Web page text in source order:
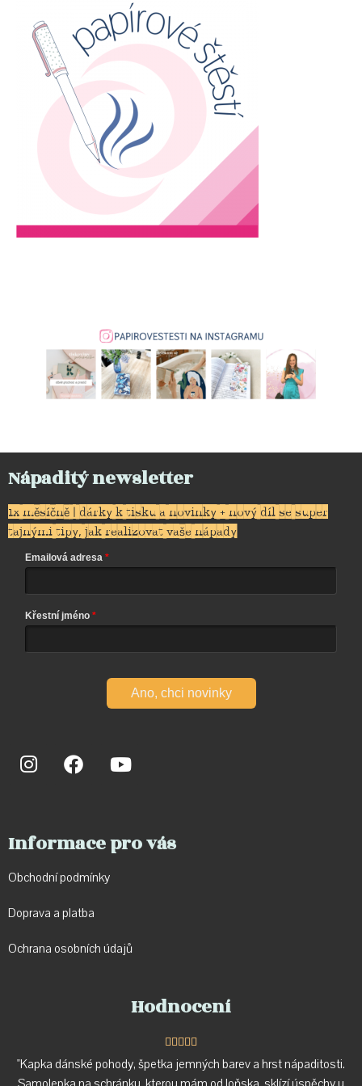
Nápaditý newsletter
1x měsíčně | dárky k tisku a novinky + nový díl se super
tajnými tipy, jak realizovat vaše nápady
Emailová adresa
Křestní jméno
Ano, chci novinky
Informace pro vás
Obchodní podmínky
Doprava a platba
Ochrana osobních údajů
Hodnocení

"Kapka dánské pohody, špetka jemných barev a hrst nápaditosti.